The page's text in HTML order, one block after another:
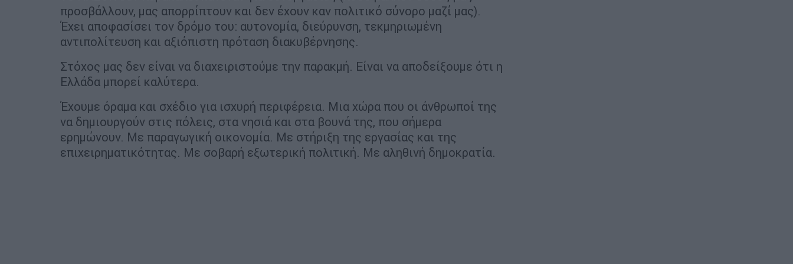
προσβάλλουν, μας απορρίπτουν και δεν έχουν καν πολιτικό σύνορο μαζί μας).
Έχει αποφασίσει τον δρόμο του: αυτονομία, διεύρυνση, τεκμηριωμένη
αντιπολίτευση και αξιόπιστη πρόταση διακυβέρνησης.
Στόχος μας δεν είναι να διαχειριστούμε την παρακμή. Είναι να αποδείξουμε ότι η
Ελλάδα μπορεί καλύτερα.
Έχουμε όραμα και σχέδιο για ισχυρή περιφέρεια. Μια χώρα που οι άνθρωποί της
να δημιουργούν στις πόλεις, στα νησιά και στα βουνά της, που σήμερα
ερημώνουν. Με παραγωγική οικονομία. Με στήριξη της εργασίας και της
επιχειρηματικότητας. Με σοβαρή εξωτερική πολιτική. Με αληθινή δημοκρατία.